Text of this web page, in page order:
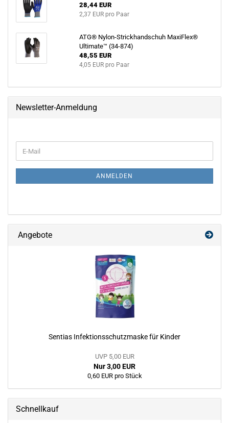
28,44 EUR
2,37 EUR pro Paar
ATG® Nylon-Strickhandschuh MaxiFlex®
Ultimate™ (34-874)
48,55 EUR
4,05 EUR pro Paar
Newsletter-Anmeldung
ZUR
E-
Mail
ANMELDEN
Angebote
Sentias Infektionsschutzmaske für Kinder
UVP 5,00 EUR
Nur 3,00 EUR
0,60 EUR pro Stück
Schnellkauf